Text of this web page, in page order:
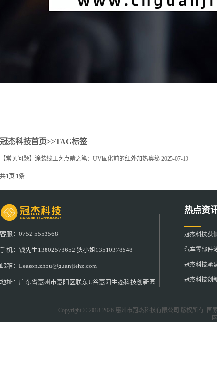
冠杰科技首页>>TAG标签
【常见问题】涂装线工艺点睛之笔：UV固化前的红外加热奥秘 2025-07-19
共1页 1条
客服：0752-5553568
手机：钱先生13802578652 狄小姐13510378548
邮箱：Leason.zhou@guanjiehz.com
地址：广东省惠州市惠阳区联东U谷惠阳生态科技创新园
热点资
冠杰科技获
汽车零部件
冠杰科技承
冠杰科技创
Copyright © 2018-2026 惠州市冠杰科技有限公司
版权所有 国